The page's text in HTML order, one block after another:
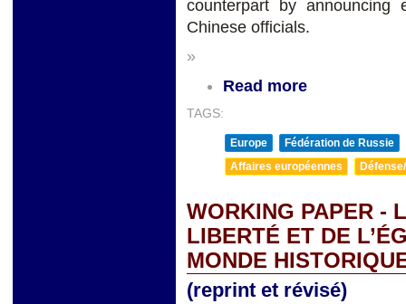
counterpart by announcing
Chinese officials.
»
Read more
TAGS:
Europe
Fédération de Russie
Affaires européennes
WORKING PAPER -
LIBERTÉ ET DE
MONDE
(reprint et révisé)